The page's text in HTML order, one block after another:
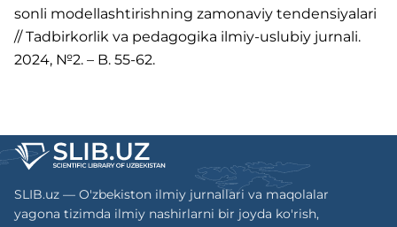
sonli modellashtirishning zamonaviy tendensiyalari
// Tadbirkorlik va pedagogika ilmiy-uslubiy jurnali.
2024, №2. – B. 55-62.
SLIB.uz — O'zbekiston ilmiy jurnallari va maqolalar
yagona tizimda ilmiy nashirlarni bir joyda ko'rish,